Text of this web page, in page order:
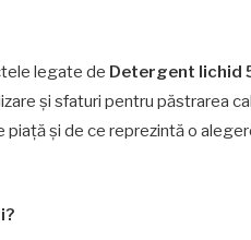
legate de Detergent lichid
și sfaturi pentru păstrarea
piață și de ce reprezintă o